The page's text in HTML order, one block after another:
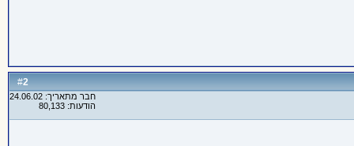
#
2
חבר מתאריך: 24.06.02
הודעות: 80,133